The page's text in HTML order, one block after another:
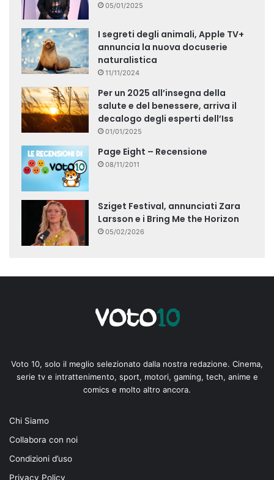
05/01/2025
I segreti degli animali, Apple TV+
annuncia la nuova docuserie
naturalistica
11/11/2024
Per un 2025 all’insegna della
salute e del benessere, arriva il
decalogo degli esperti dell’Iss
01/01/2025
Page Eight – Recensione
08/11/2011
Sziget Festival, annunciati Zara
Larsson e i Bring Me the Horizon
05/02/2026
Voto 10, solo il meglio selezionato dalla nostra redazione. Cinema,
serie tv e intrattenimento, sport, motori, gaming, tech, anime e
comics e molto altro ancora.
Chi Siamo
Collabora con noi
Condizioni d’uso
Privacy Policy